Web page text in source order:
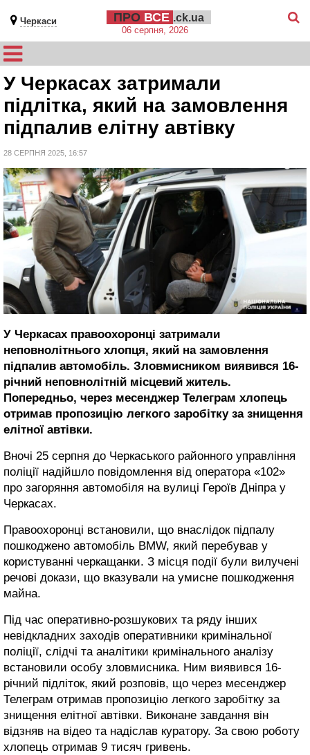
Черкаси ПРО ВСЕ .ck.ua
06 серпня, 2026
У Черкасах затримали
підлітка, який на замовлення
підпалив елітну автівку
28 СЕРПНЯ 2025, 16:57
У Черкасах правоохоронці затримали
неповнолітнього хлопця, який на замовлення
підпалив автомобіль. Зловмисником виявився 16-
річний неповнолітній місцевий житель.
Попередньо, через месенджер Телеграм хлопець
отримав пропозицію легкого заробітку за знищення
елітної автівки.
Вночі 25 серпня до Черкаського районного управління
поліції надійшло повідомлення від оператора «102»
про загоряння автомобіля на вулиці Героїв Дніпра у
Черкасах.
Правоохоронці встановили, що внаслідок підпалу
пошкоджено автомобіль BMW, який перебував у
користуванні черкащанки. З місця події були вилучені
речові докази, що вказували на умисне пошкодження
майна.
Під час оперативно-розшукових та ряду інших
невідкладних заходів оперативники кримінальної
поліції, слідчі та аналітики кримінального аналізу
встановили особу зловмисника. Ним виявився 16-
річний підліток, який розповів, що через месенджер
Телеграм отримав пропозицію легкого заробітку за
знищення елітної автівки. Виконане завдання він
відзняв на відео та надіслав куратору. За свою роботу
хлопець отримав 9 тисяч гривень.